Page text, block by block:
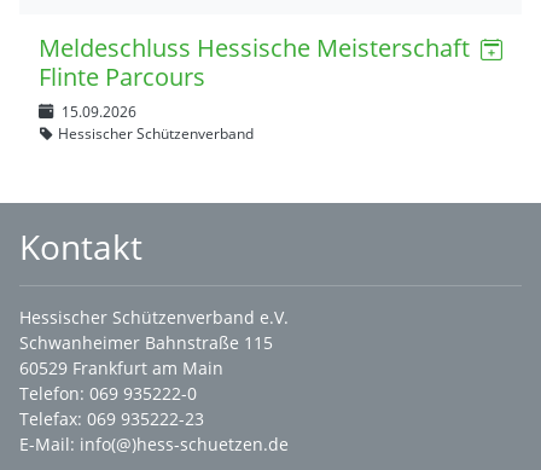
Meldeschluss Hessische Meisterschaft
Flinte Parcours
15.09.2026
Hessischer Schützenverband
Kontakt
Hessischer Schützenverband e.V.
Schwanheimer Bahnstraße 115
60529 Frankfurt am Main
Telefon: 069 935222-0
Telefax: 069 935222-23
E-Mail: info(@)hess-schuetzen.de